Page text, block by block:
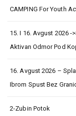
CAMPING For Youth
15. I 16. Avgust 2026
Aktivan Odmor Pod
16. Avgust 2026 –
Ibrom Spust Bez
2-Zubin Potok